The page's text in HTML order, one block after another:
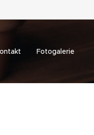
Fotogalerie